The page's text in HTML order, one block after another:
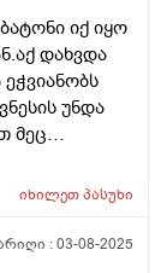
იქ იყო
დახვდა
უნდა
მეც
თუ რამე
იხილეთპასუხი
:03-08-2025